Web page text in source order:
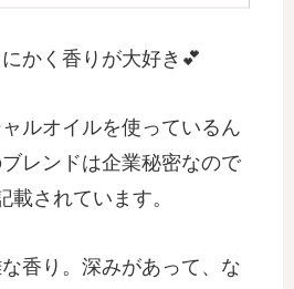
かく香りが大好き💕
ルオイルを使っているん
レンドは企業秘密なので
載されています。
香り。深みがあって、な